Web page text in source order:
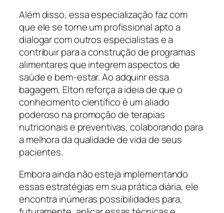
Além disso, essa especialização faz com
que ele se torne um profissional apto a
dialogar com outros especialistas e a
contribuir para a construção de programas
alimentares que integrem aspectos de
saúde e bem-estar. Ao adquirir essa
bagagem, Elton reforça a ideia de que o
conhecimento científico é um aliado
poderoso na promoção de terapias
nutricionais e preventivas, colaborando para
a melhora da qualidade de vida de seus
pacientes.
Embora ainda não esteja implementando
essas estratégias em sua prática diária, ele
encontra inúmeras possibilidades para,